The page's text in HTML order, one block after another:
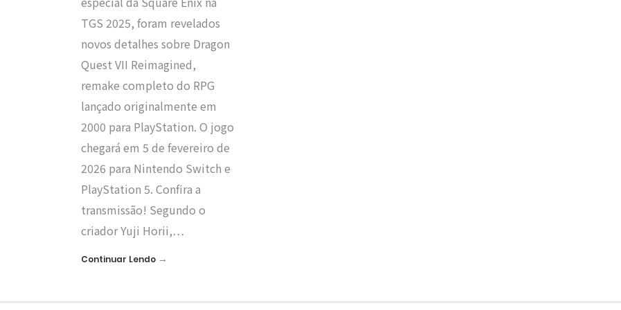
TGS 2025, foram revelados
novos detalhes sobre Dragon
Quest VII Reimagined,
remake completo do RPG
lançado originalmente em
2000 para PlayStation. O jogo
chegará em 5 de fevereiro de
2026 para Nintendo Switch e
PlayStation 5. Confira a
transmissão! Segundo o
criador Yuji Horii,…
Continuar Lendo →